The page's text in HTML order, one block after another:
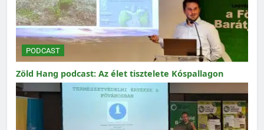
PODCAST
Zöld Hang podcast: Az élet tisztelete Kóspallagon